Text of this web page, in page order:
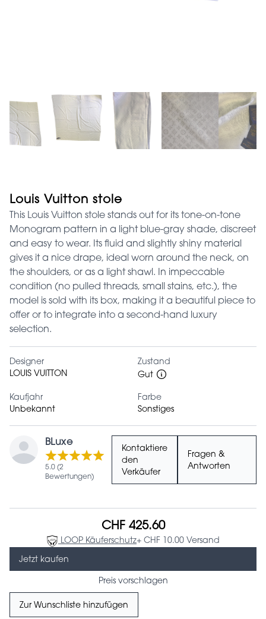
Louis Vuitton stole
This Louis Vuitton stole stands out for its tone-on-tone
Monogram pattern in a light blue-gray shade, discreet
and easy to wear. Its fluid and slightly shiny material
gives it a nice drape, ideal worn around the neck, on
the shoulders, or as a light shawl. In impeccable
condition (no pulled threads, small stains, etc.), the
model is sold with its box, making it a beautiful piece to
offer or to integrate into a second-hand luxury
selection.
Designer
LOUIS VUITTON
Zustand
Gut
Kaufjahr
Unbekannt
Farbe
Sonstiges
BLuxe
5.0 (2
Bewertungen)
Kontaktiere
den
Verkäufer
Fragen &
Antworten
CHF 425.60
LOOP Käuferschutz+ CHF 10.00 Versand
Jetzt kaufen
Preis vorschlagen
Zur Wunschliste hinzufügen